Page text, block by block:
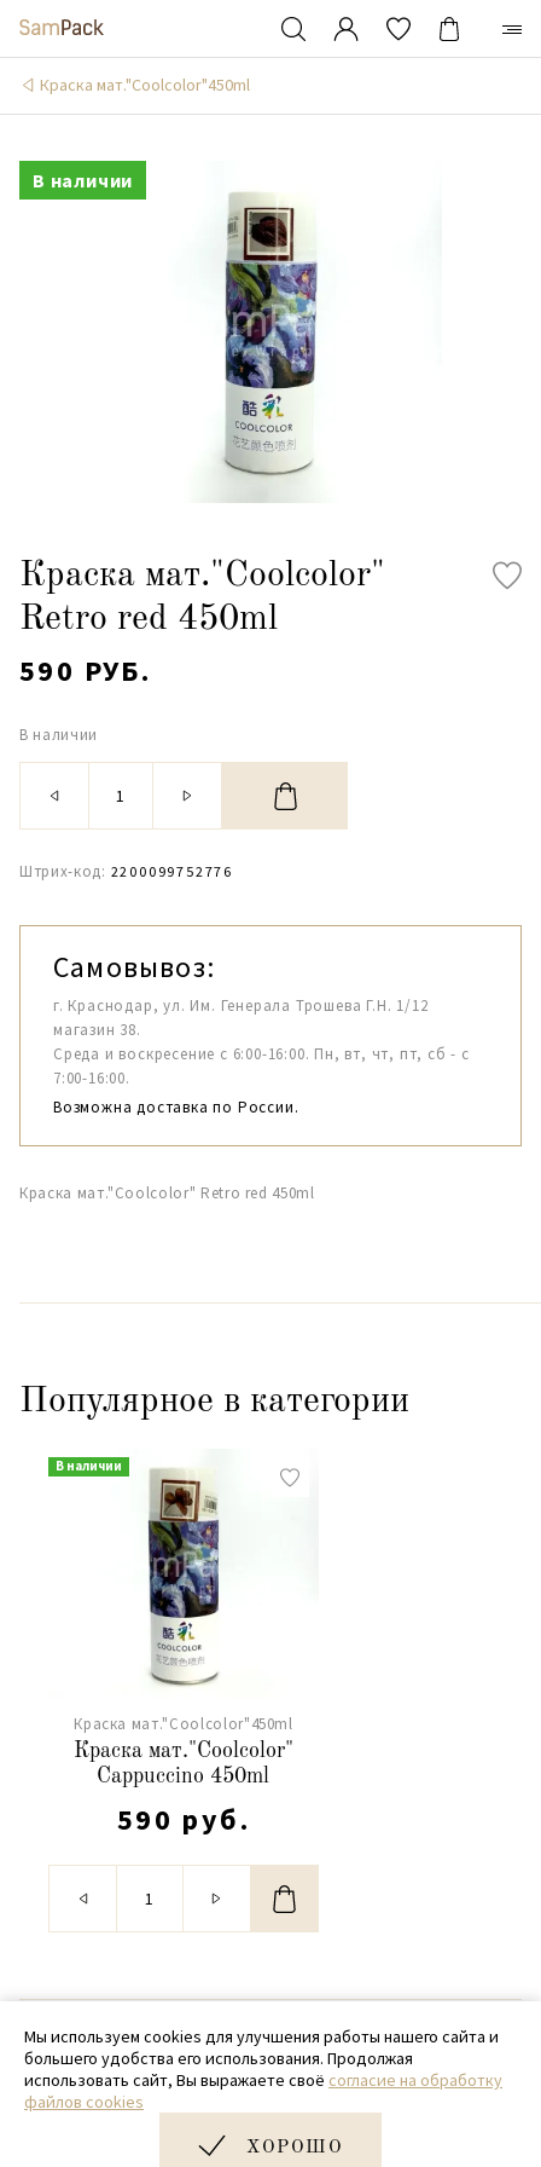
Краска мат."Coolcolor"450ml
В наличии
Краска мат."Coolcolor"
Retro red 450ml
590 РУБ.
В наличии
Штрих-код: 2200099752776
Самовывоз:
г. Краснодар, ул. Им. Генерала Трошева Г.Н. 1/12
магазин 38.
Среда и воскресение с 6:00-16:00. Пн, вт, чт, пт, сб - с
7:00-16:00.
Возможна доставка по России.
Краска мат."Coolcolor" Retro red 450ml
Популярное в категории
В наличии
Краска мат."Coolcolor"450ml
Краска мат."Coolcolor"
Cappuccino 450ml
590 руб.
© 2020 - 2026 SamPack
+ 7 (918) 699-97-87
zakaz@sampack.store
Дизайн и разработка сайта
Мы используем cookies для улучшения работы нашего сайта и
большего удобства его использования. Продолжая
использовать сайт, Вы выражаете своё согласие на обработку
файлов cookies
ХОРОШО